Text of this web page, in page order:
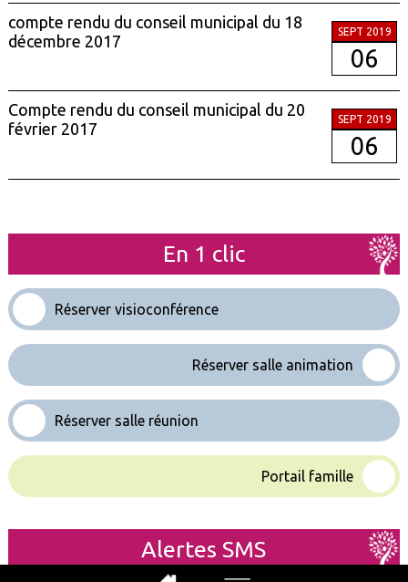
compte rendu du conseil municipal du 18
décembre 2017
SEPT 2019
06
Compte rendu du conseil municipal du 20
février 2017
SEPT 2019
06
En 1 clic
Réserver visioconférence
Réserver salle animation
Réserver salle réunion
Portail famille
Alertes SMS